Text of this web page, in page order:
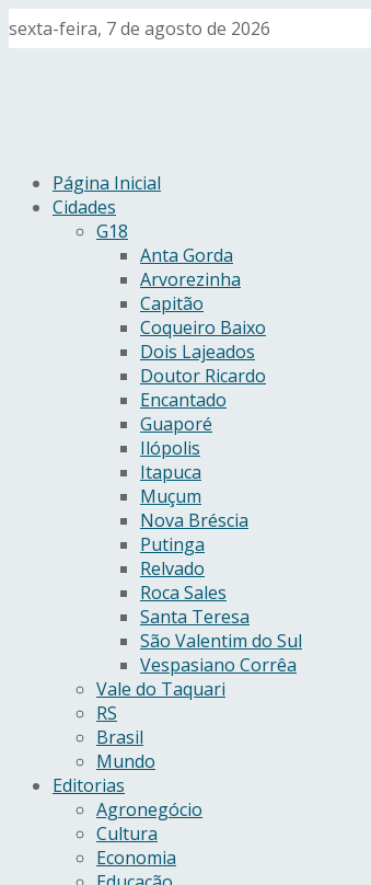
sexta-feira, 7 de agosto de 2026
Página Inicial
Cidades
G18
Anta Gorda
Arvorezinha
Capitão
Coqueiro Baixo
Dois Lajeados
Doutor Ricardo
Encantado
Guaporé
Ilópolis
Itapuca
Muçum
Nova Bréscia
Putinga
Relvado
Roca Sales
Santa Teresa
São Valentim do Sul
Vespasiano Corrêa
Vale do Taquari
RS
Brasil
Mundo
Editorias
Agronegócio
Cultura
Economia